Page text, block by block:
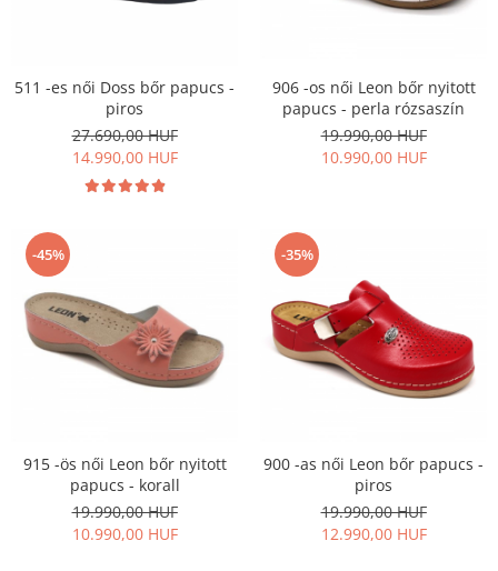
511 -es női Doss bőr papucs -
piros
27.690,00 HUF
14.990,00 HUF
906 -os női Leon bőr nyitott
papucs - perla rózsaszín
19.990,00 HUF
10.990,00 HUF
-45%
915 -ös női Leon bőr nyitott
papucs - korall
19.990,00 HUF
10.990,00 HUF
-35%
900 -as női Leon bőr papucs -
piros
19.990,00 HUF
12.990,00 HUF